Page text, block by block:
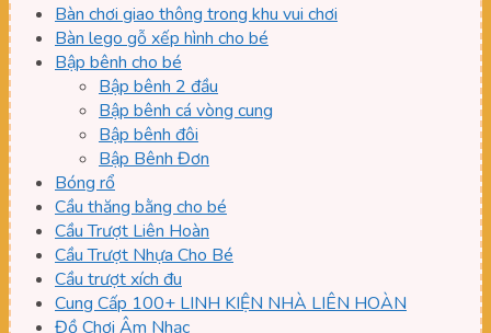
Bàn chơi giao thông trong khu vui chơi
Bàn lego gỗ xếp hình cho bé
Bập bênh cho bé
Bập bênh 2 đầu
Bập bênh cá vòng cung
Bập bênh đôi
Bập Bênh Đơn
Bóng rổ
Cầu thăng bằng cho bé
Cầu Trượt Liên Hoàn
Cầu Trượt Nhựa Cho Bé
Cầu trượt xích đu
Cung Cấp 100+ LINH KIỆN NHÀ LIÊN HOÀN
Đồ Chơi Âm Nhạc